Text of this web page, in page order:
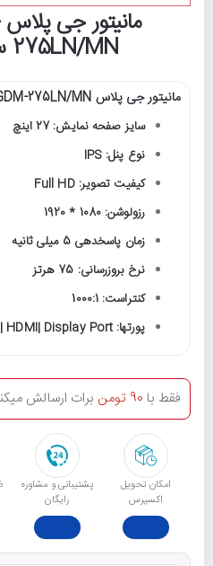
275LN/MN سایز 27 اینچ
مانیتور جی پلاس GPlus GDM-275LN/MN سایز 27 اینچ
سایز صفحه نمایش: 27 اینچ
نوع پنل: IPS
کیفیت تصویر: Full HD
رزولوشن: 1080 * 1920
زمان پاسخدهی 5 میلی ثانیه
نرخ بروزرسانی: 75 هرتز
کنتراست: 1000:1
پورتها: VGA | HDMI| Display Port
امکان تحویل
اکسپرس
پشتیبانی و مشاوره
رایگان
فقط با 90 تومن برات ارسالش